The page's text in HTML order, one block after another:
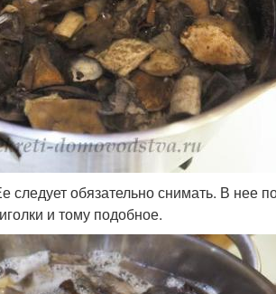
обязательно снимать. В нее
и тому подобное.